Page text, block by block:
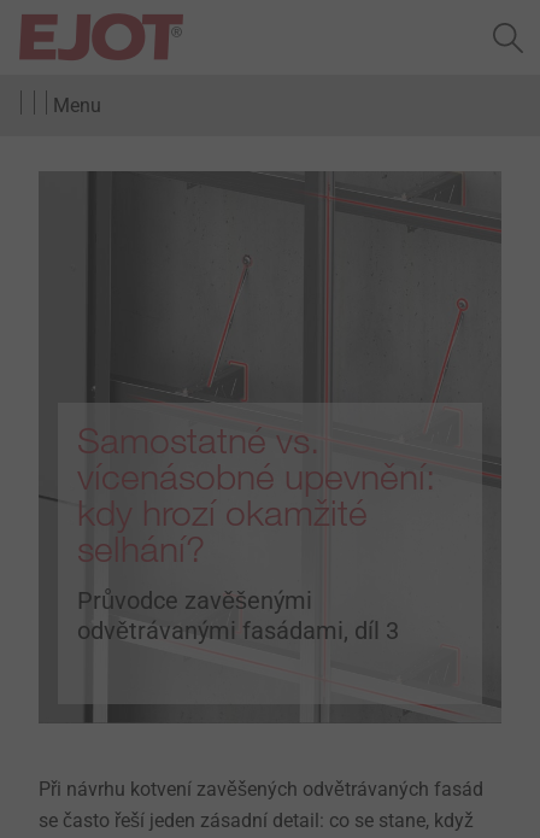
Menu
Samostatné vs.
vícenásobné upevnění:
kdy hrozí okamžité
selhání?
Průvodce zavěšenými
odvětrávanými fasádami, díl 3
Při návrhu kotvení zavěšených odvětrávaných fasád
se často řeší jeden zásadní detail: co se stane, když